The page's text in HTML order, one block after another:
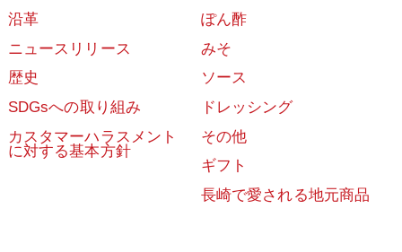
沿革
ニュースリリース
歴史
SDGsへの取り組み
カスタマーハラスメント
に対する基本方針
ぽん酢
みそ
ソース
ドレッシング
その他
ギフト
長崎で愛される地元商品